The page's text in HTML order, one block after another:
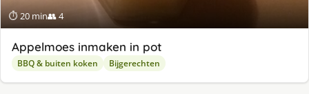
⏱ 20 min👥 4
Appelmoes inmaken in pot
BBQ & buiten koken Bijgerechten